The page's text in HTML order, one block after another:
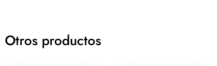
Otros productos